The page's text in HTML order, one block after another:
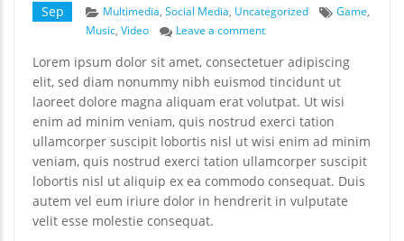
Sep Categories
Multimedia, Social Media, Uncategorized Tags
Game,
Music, Video Leave a commenton Stet clita kasd gubergren
Lorem ipsum dolor sit amet, consectetuer adipiscing
elit, sed diam nonummy nibh euismod tincidunt ut
laoreet dolore magna aliquam erat volutpat. Ut wisi
enim ad minim veniam, quis nostrud exerci tation
ullamcorper suscipit lobortis nisl ut wisi enim ad minim
veniam, quis nostrud exerci tation ullamcorper suscipit
lobortis nisl ut aliquip ex ea commodo consequat. Duis
autem vel eum iriure dolor in hendrerit in vulputate
velit esse molestie consequat.